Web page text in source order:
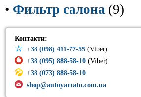
• Фильтр салона (9)
Контакти:
+38 (098) 411-77-55 (Viber)
+38 (095) 888-58-10 (Viber)
+38 (073) 888-58-10
shop@autoyamato.com.ua